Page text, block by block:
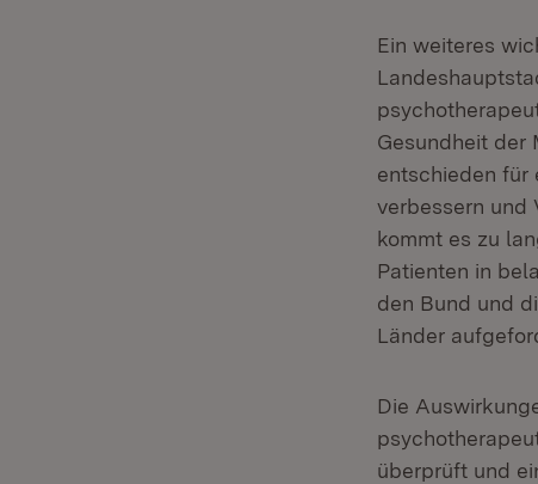
Ein weiteres
Gesundheit der
entschieden für
verbessern und
kommt es zu
Patienten in
den Bund und
Länder
Die
überprüft und